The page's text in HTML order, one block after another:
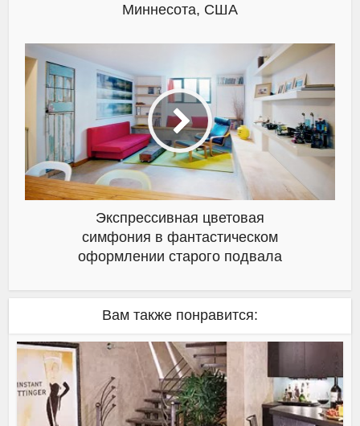
Миннесота, США
Экспрессивная цветовая
симфония в фантастическом
оформлении старого подвала
Вам также понравится: